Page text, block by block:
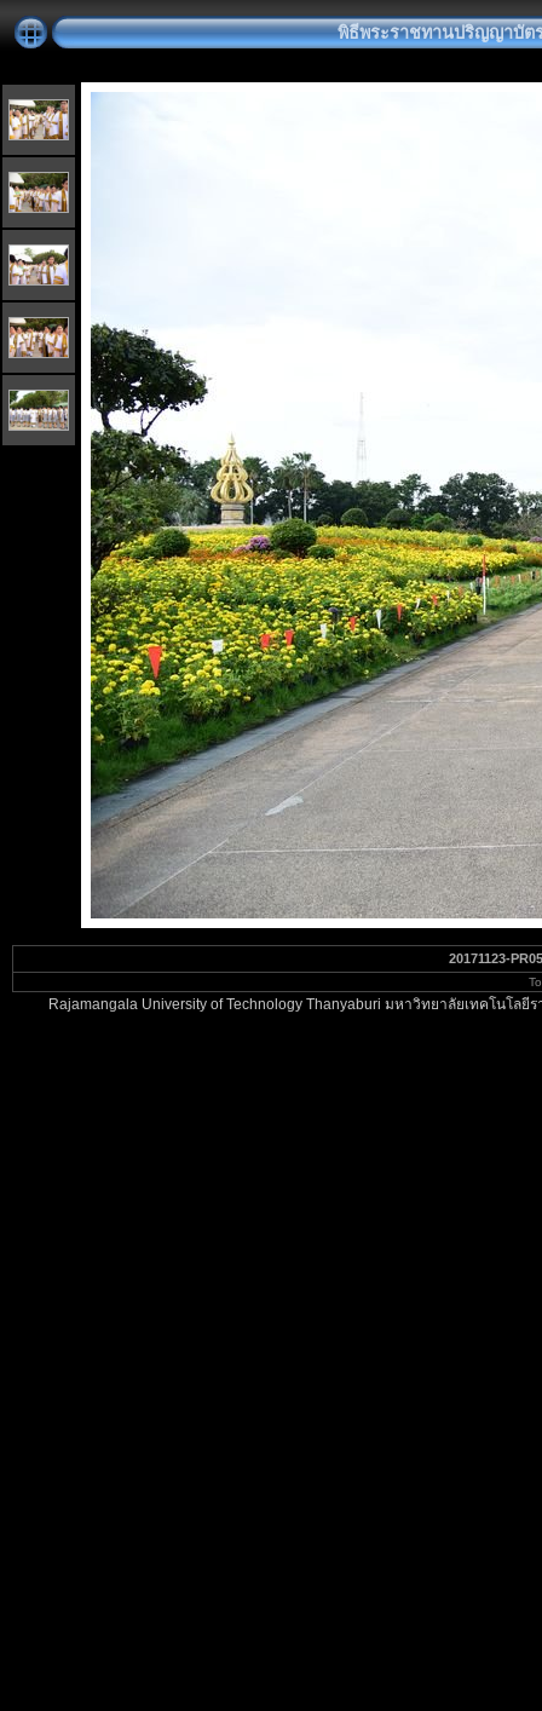
พิธีพระราชทานปริญญาบัต
20171123-
Rajamangala University of Technology Thanyaburi มหาวิทยาลัยเทคโนโ